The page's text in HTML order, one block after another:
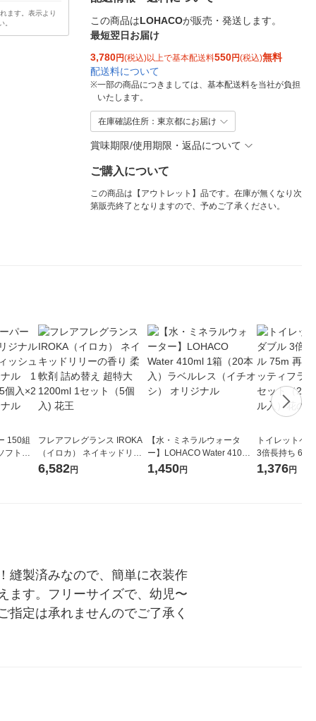
ます。表示より
。
この商品はLOHACOが販売・発送します。
最短翌日お届け
3,780円(税込)以上で基本配送料550円(税込)無料
配送料について
※一部の商品につきましては、基本配送料を当社が負担
いたします。
在庫確認住所：東京都にお届け
賞味期限/使用期限・返品について
ご購入について
この商品は【アウトレット】品です。在庫が無くなり次
第販売終了となりますので、予めご了承ください。
150組
フトパ
オナ オ
フレアフレグランス IROKA
（イロカ） ネイキッドリリ
ーの香り 柔軟剤 詰め替え 超
6,582円
【水・ミネラルウォータ
ー】LOHACO Water 410ml
1箱（20本入）ラベルレス
1,450円
トイレットペ
3倍長持ち 6ロール
紙配合 スコッ
1,376円
縫製済みなので、簡単に衣装作
ます。フリーサイズで、幼児〜
指定は承れませんのでご了承く